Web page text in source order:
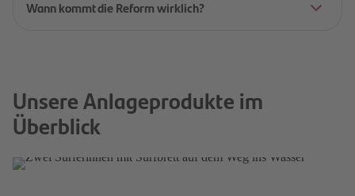
Wann kommt die Reform wirklich?
Unsere Anlageprodukte im
Überblick
Mehr erfahren